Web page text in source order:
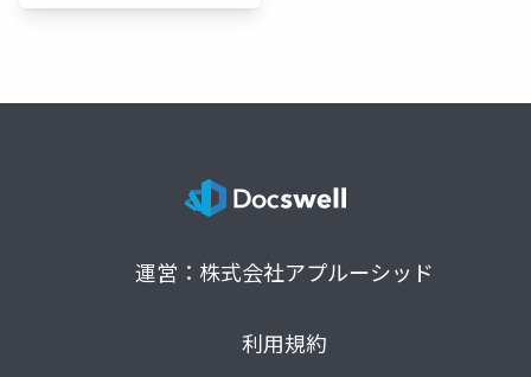
運営：株式会社アプルーシッド
利用規約